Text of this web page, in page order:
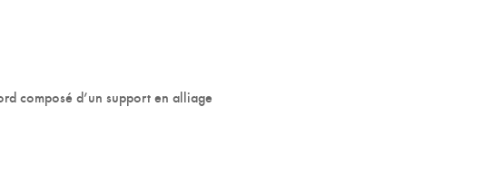
composé d’un support en alliage